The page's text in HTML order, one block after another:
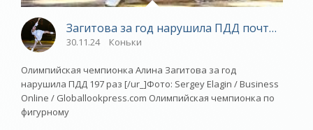
Загитова за год нарушила ПДД почти 200
30.11.24 Коньки
Олимпийская чемпионка Алина Загитова за год
нарушила ПДД 197 раз [/ur_]Фото: Sergey Elagin / Business
Online / Globallookpress.com Олимпийская чемпионка по
фигурному